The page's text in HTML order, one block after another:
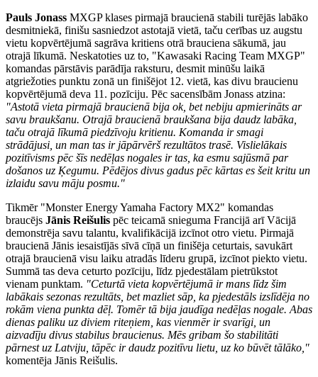
Pauls Jonass MXGP klases pirmajā braucienā stabili turējās labāko
desmitniekā, finišu sasniedzot astotajā vietā, taču cerības uz augstu
vietu kopvērtējumā sagrāva kritiens otrā brauciena sākumā, jau
otrajā līkumā. Neskatoties uz to, "Kawasaki Racing Team MXGP"
komandas pārstāvis parādīja raksturu, desmit minūšu laikā
atgriežoties punktu zonā un finišējot 12. vietā, kas divu braucienu
kopvērtējumā deva 11. pozīciju. Pēc sacensībām Jonass atzina:
"Astotā vieta pirmajā braucienā bija ok, bet nebiju apmierināts ar
savu braukšanu. Otrajā braucienā braukšana bija daudz labāka,
taču otrajā līkumā piedzīvoju kritienu. Komanda ir smagi
strādājusi, un man tas ir jāpārvērš rezultātos trasē. Vislielākais
pozitīvisms pēc šīs nedēļas nogales ir tas, ka esmu sajūsmā par
došanos uz Ķegumu. Pēdējos divus gadus pēc kārtas es šeit kritu un
izlaidu savu māju posmu."
Tikmēr "Monster Energy Yamaha Factory MX2" komandas
braucējs Jānis Reišulis pēc teicamā snieguma Francijā arī Vācijā
demonstrēja savu talantu, kvalifikācijā izcīnot otro vietu. Pirmajā
braucienā Jānis iesaistījās sīvā cīņā un finišēja ceturtais, savukārt
otrajā braucienā visu laiku atradās līderu grupā, izcīnot piekto vietu.
Summā tas deva ceturto pozīciju, līdz pjedestālam pietrūkstot
vienam punktam. "Ceturtā vieta kopvērtējumā ir mans līdz šim
labākais sezonas rezultāts, bet mazliet sāp, ka pjedestāls izslīdēja no
rokām viena punkta dēļ. Tomēr tā bija jaudīga nedēļas nogale. Abas
dienas paliku uz diviem riteņiem, kas vienmēr ir svarīgi, un
aizvadīju divus stabilus braucienus. Mēs gribam šo stabilitāti
pārnest uz Latviju, tāpēc ir daudz pozitīvu lietu, uz ko būvēt tālāko,"
komentēja Jānis Reišulis.